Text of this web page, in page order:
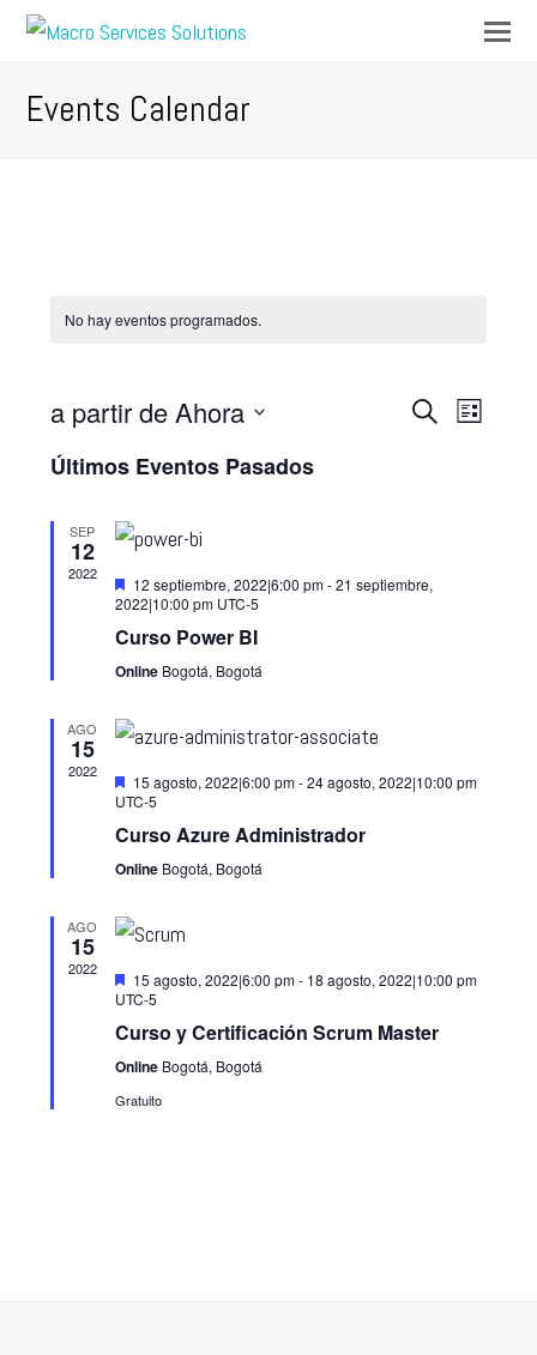
Events Calendar
No hay eventos programados.
Navegación
vistas
BuscarLista
a partir de Ahora
Seleccionar
fecha.
Últimos Eventos Pasados
SEP
12
2022 Destacado
12 septiembre, 2022|6:00 pm-21 septiembre,
2022|10:00 pm UTC-5
Curso Power BI
Online Bogotá, Bogotá
AGO
15
2022 Destacado
15 agosto, 2022|6:00 pm-24 agosto, 2022|10:00 pm
UTC-5
Curso Azure Administrador
Online Bogotá, Bogotá
AGO
15
2022 Destacado
15 agosto, 2022|6:00 pm- 18 agosto, 2022|10:00 pm
UTC-5
Curso y Certificación Scrum Master
Online Bogotá, Bogotá
Gratuito